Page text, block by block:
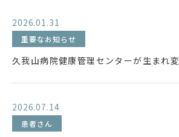
2026.01.31
重要なお知らせ
久我山病院健康管理センターが生まれ変
2026.07.14
患者さん